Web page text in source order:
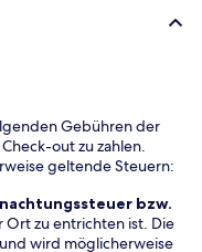
Gebühren der
out zu zahlen.
geltende Steuern:
bzw.
Ort zu entrichten ist. Die
wird möglicherweise